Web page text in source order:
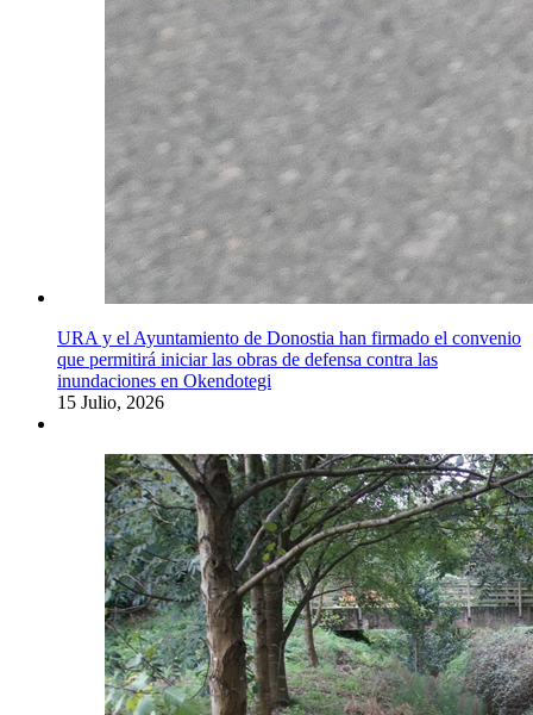
URA y el Ayuntamiento de Donostia han firmado el convenio
que permitirá iniciar las obras de defensa contra las
inundaciones en Okendotegi
15 Julio, 2026